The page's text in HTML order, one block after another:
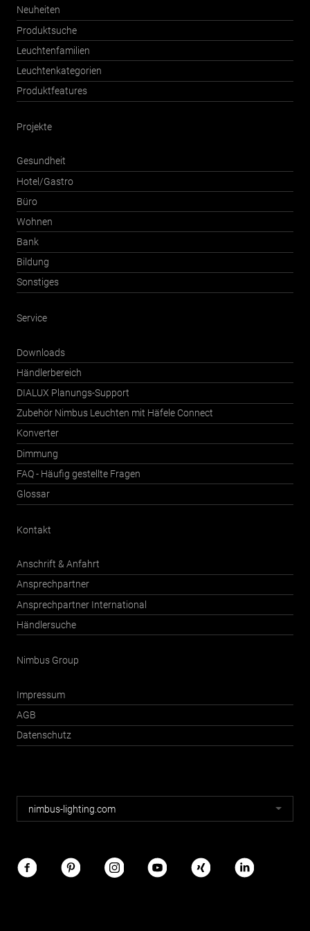
Neuheiten
Produktsuche
Leuchtenfamilien
Leuchtenkategorien
Produktfeatures
Projekte
Gesundheit
Hotel/Gastro
Büro
Wohnen
Bank
Bildung
Sonstiges
Service
Downloads
Händlerbereich
DIALUX Planungs-Support
Zubehör Nimbus Leuchten mit Häfele Connect
Konverter
Dimmung
FAQ - Häufig gestellte Fragen
Glossar
Kontakt
Anschrift & Anfahrt
Ansprechpartner
Ansprechpartner International
Händlersuche
Nimbus Group
Impressum
AGB
Datenschutz
Nimbus
Webseiten
nimbus-lighting.com
Nimbus
im